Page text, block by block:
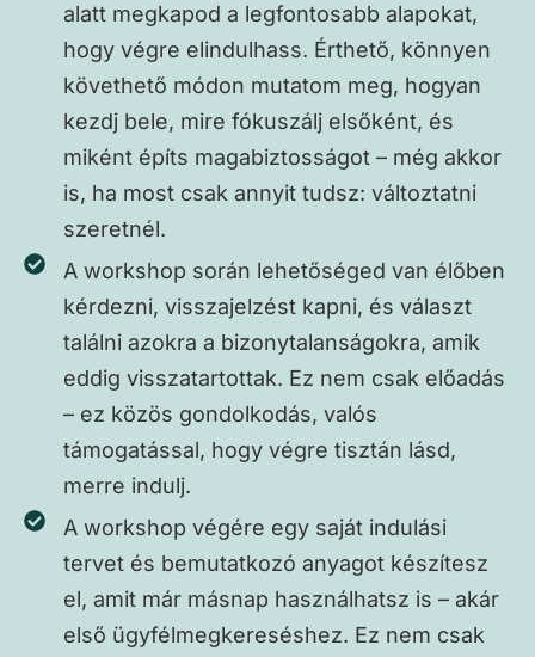
alatt megkapod a legfontosabb alapokat,
hogy végre elindulhass. Érthető, könnyen
követhető módon mutatom meg, hogyan
kezdj bele, mire fókuszálj elsőként, és
miként építs magabiztosságot – még akkor
is, ha most csak annyit tudsz: változtatni
szeretnél.
A workshop során lehetőséged van élőben
kérdezni, visszajelzést kapni, és választ
találni azokra a bizonytalanságokra, amik
eddig visszatartottak. Ez nem csak előadás
– ez közös gondolkodás, valós
támogatással, hogy végre tisztán lásd,
merre indulj.
A workshop végére egy saját indulási
tervet és bemutatkozó anyagot készítesz
el, amit már másnap használhatsz is – akár
első ügyfélmegkereséshez. Ez nem csak